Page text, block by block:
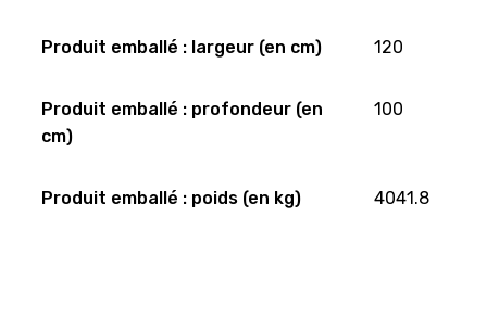
Produit emballé : largeur (en cm) 120
Produit emballé : profondeur (en
cm)
100
Produit emballé : poids (en kg) 4041.8